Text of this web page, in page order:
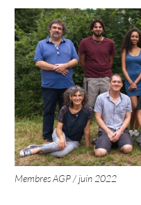
Membres AGP / juin 2022